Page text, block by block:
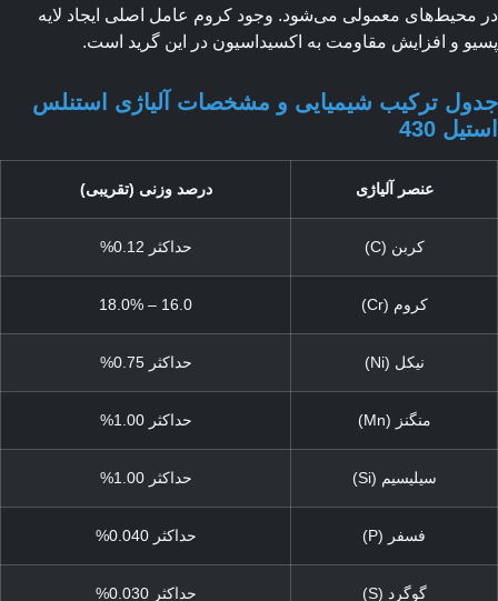
محیط‌های معمولی می‌شود. وجود کروم عامل اصلی ایجاد لایه
و افزایش مقاومت به اکسیداسیون در این گرید است.
ترکیب شیمیایی و مشخصات آلیاژی استنلس
430
عنصر آلیاژی درصد وزنی (تقریبی)
کربن (C) حداکثر 0.12%
کروم (Cr) 16.0 – 18.0%
نیکل (Ni) حداکثر 0.75%
منگنز (Mn) حداکثر 1.00%
سیلیسیم (Si) حداکثر 1.00%
فسفر (P) حداکثر 0.040%
گوگرد (S) حداکثر 0.030%